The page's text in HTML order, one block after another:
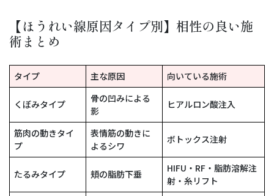
【ほうれい線原因タイプ別】相性の良い施
術まとめ
タイプ 主な原因 向いている施術
くぼみタイプ
骨の凹みによる
影
ヒアルロン酸注入
筋肉の動きタイ
プ
表情筋の動きに
よるシワ
ボトックス注射
たるみタイプ 頬の脂肪下垂
HIFU・RF・脂肪溶解注
射・糸リフト